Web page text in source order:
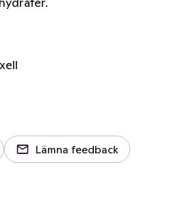
Lämna feedback